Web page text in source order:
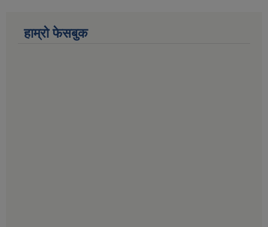
हाम्राे फेसबुक